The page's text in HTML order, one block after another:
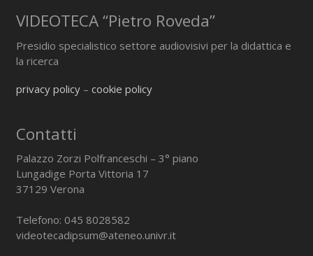
VIDEOTECA “Pietro Roveda”
Presidio specialistico settore audiovisivi per la didattica e
la ricerca
privacy policy– cookie policy
Contatti
Palazzo Zorzi Polfranceschi – 3° piano
Lungadige Porta Vittoria 17
37129 Verona
Telefono: 045 8028582
videotecadipsum@ateneo.univr.it